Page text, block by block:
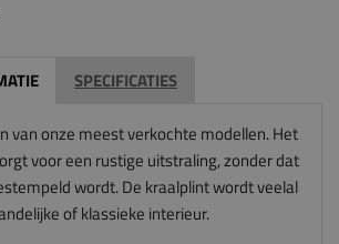
SPECIFICATIES
van onze meest verkochte modellen. Het
voor een rustige uitstraling, zonder dat
wordt. De kraalplint wordt veelal
of klassieke interieur.